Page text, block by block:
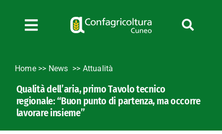
contenuto
Toggle
News
Bandi
Formazione
Home>> News Attualità
Qualità dell’aria, primo Tavolo tecnico
regionale: “Buon punto di partenza, ma occorre
lavorare insieme”